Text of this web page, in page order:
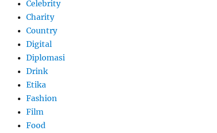
Celebrity
Charity
Country
Digital
Diplomasi
Drink
Etika
Fashion
Film
Food